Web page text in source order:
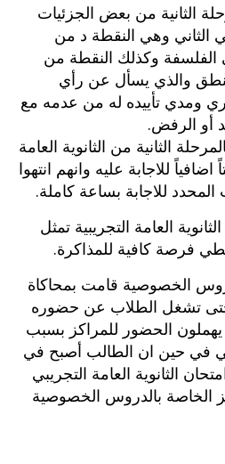
الثانية من بعض الجزئيات
الثاني وهي النقطة د من
الفلسفة وكذلك النقطة من
والذي يسأل عن رأي
ومدي تأييده له من عدمه مع
أو الرفض.
الثانية من الثانوية العامة
للاجابة عليه وانهم انتهوا
للاجابة بساعة كاملة.
العامة التجريبية تمثل
فرصة كافية للمذاكرة.
الخصوصية قامت بمحاكاة
حتى تشغل الطلاب عن حضوره
يهملون الحضور للمراكز بسبب
في حين ان الطالب أصبح في
الثانوية العامة التجريبي
الخاصة بالدروس الخصوصية